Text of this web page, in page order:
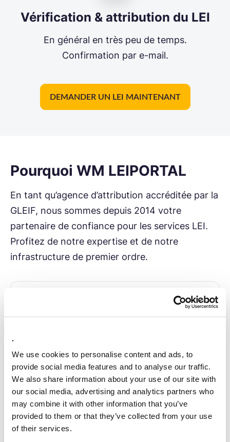
.
We use cookies to personalise content and ads, to
provide social media features and to analyse our traffic.
We also share information about your use of our site with
our social media, advertising and analytics partners who
may combine it with other information that you’ve
provided to them or that they’ve collected from your use
of their services.
Vérification & attribution du LEI
En général en très peu de temps.
Confirmation par e-mail.
DEMANDER UN LEI MAINTENANT
Pourquoi WM LEIPORTAL
En tant qu’agence d’attribution accréditée par la
GLEIF, nous sommes depuis 2014 votre
partenaire de confiance pour les services LEI.
Profitez de notre expertise et de notre
infrastructure de premier ordre.
Gestion d’équipe
Travaillez efficacement ensemble : gérez les
portefeuilles LEI, attribuez des rôles,